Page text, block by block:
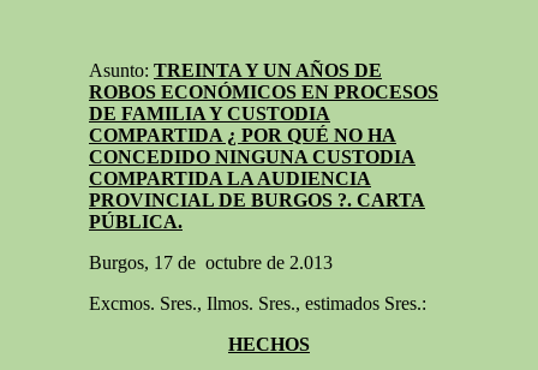
Asunto: TREINTA Y UN AÑOS DE
ROBOS ECONÓMICOS EN PROCESOS
DE FAMILIA Y CUSTODIA
COMPARTIDA ¿ POR QUÉ NO HA
CONCEDIDO NINGUNA CUSTODIA
COMPARTIDA LA AUDIENCIA
PROVINCIAL DE BURGOS ?. CARTA
PÚBLICA.
Burgos, 17 de octubre de 2.013
Excmos. Sres., Ilmos. Sres., estimados Sres.:
HECHOS